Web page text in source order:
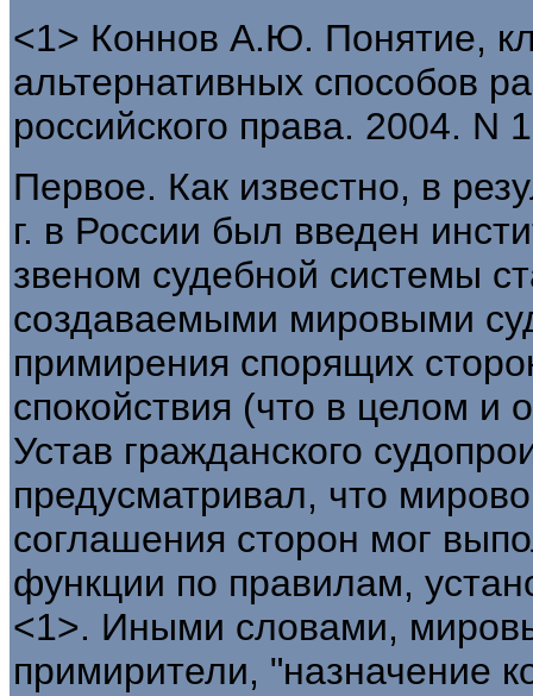
<1> Коннов А.Ю. Понятие,
альтернативных способов
российского права. 2004. N
Первое. Как известно, в
г. в России был введен
звеном судебной системы
создаваемыми мировыми
примирения спорящих
спокойствия (что в целом и
Устав гражданского
предусматривал, что
соглашения сторон мог
функции по правилам,
<1>. Иными словами,
примирители, "назначение